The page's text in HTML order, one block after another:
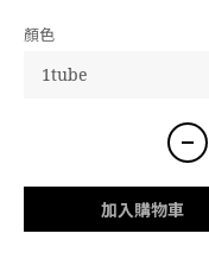
顏色
加入購物車